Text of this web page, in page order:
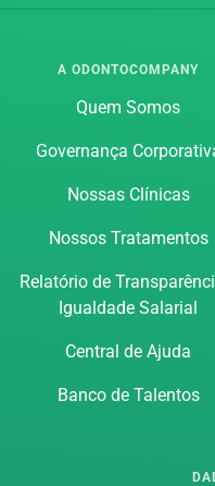
A ODONTOCOMPANY
Quem Somos
Governança
Nossas Clínicas
Nossos Tratamentos
Relatório de
Igualdade Salarial
Central de Ajuda
Banco de Talentos